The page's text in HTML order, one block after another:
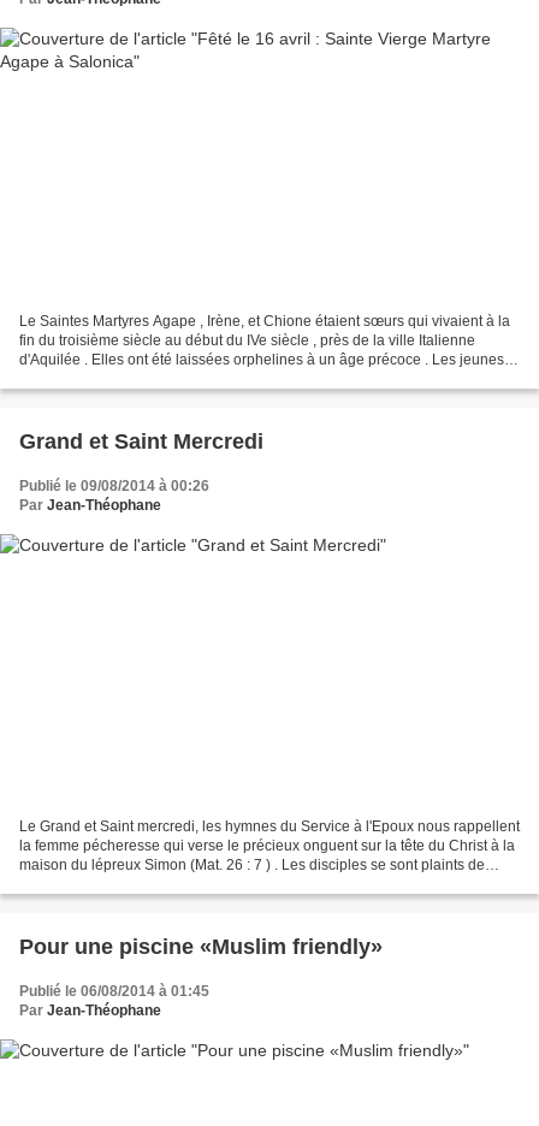
Le Saintes Martyres Agape , Irène, et Chione étaient sœurs qui vivaient à la
fin du troisième siècle au début du IVe siècle , près de la ville Italienne
d'Aquilée . Elles ont été laissées orphelines à un âge précoce . Les jeunes
Grand et Saint Mercredi
Publié le 09/08/2014 à 00:26
Par Jean-Théophane
Le Grand et Saint mercredi, les hymnes du Service à l'Epoux nous rappellent
la femme pécheresse qui verse le précieux onguent sur la tête du Christ à la
maison du lépreux Simon (Mat. 26 : 7 ) . Les disciples se sont plaints de
Pour une piscine «Muslim friendly»
Publié le 06/08/2014 à 01:45
Par Jean-Théophane